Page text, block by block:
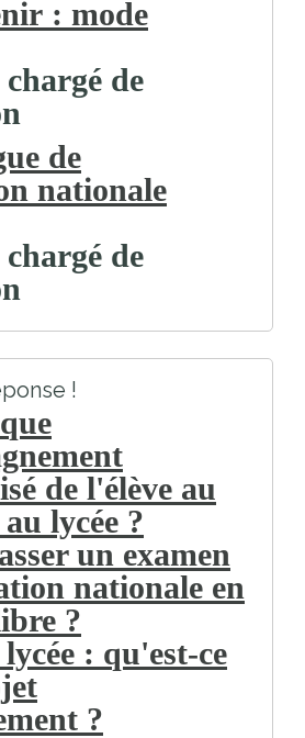
: mode
de
de
nationale
de
!
de l'élève au
lycée ?
un examen
nationale en
?
: qu'est-ce
?